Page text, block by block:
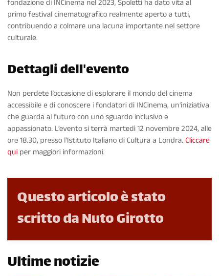
fondazione di INCinema nel 2023, Spoletti ha dato vita al
primo festival cinematografico realmente aperto a tutti,
contribuendo a colmare una lacuna importante nel settore
culturale.
Dettagli dell'evento
Non perdete l’occasione di esplorare il mondo del cinema
accessibile e di conoscere i fondatori di INCinema, un’iniziativa
che guarda al futuro con uno sguardo inclusivo e
appassionato. L’evento si terrà martedì 12 novembre 2024, alle
ore 18.30, presso l'Istituto Italiano di Cultura a Londra.Cliccare
qui per maggiori informazioni.
Questo articolo è stato
scritto da Nuto Girotto
Ultime notizie